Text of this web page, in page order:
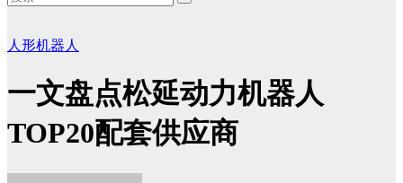
人形机器人
一文盘点松延动力机器人
TOP20配套供应商